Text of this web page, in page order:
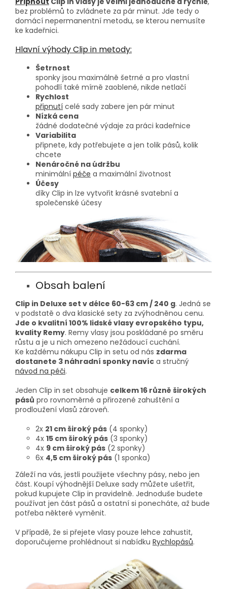
bez problémů to zvládnete za pár minut. Jde tedy o
domácí nepermanentní metodu, se kterou nemusíte
ke kadeřnici.
Hlavní výhody Clip in metody:
Šetrnost
sponky jsou maximálně šetrné a pro vlastní
pohodlí také mírně zaoblené, nikde netlačí
Rychlost
připnutí celé sady zabere jen pár minut
Nízká cena
žádné dodatečné výdaje za práci kadeřnice
Variabilita
připnete, kdy potřebujete a jen tolik pásů, kolik
chcete
Nenáročné na údržbu
minimální péče a maximální životnost
Účesy
díky Clip in lze vytvořit krásné svatební a
společenské účesy
Obsah balení
Clip in Deluxe set v délce 60-63 cm / 240 g. Jedná se
v podstatě o dva klasické sety za zvýhodněnou cenu.
Jde o kvalitní 100% lidské vlasy evropského typu,
kvality Remy. Remy vlasy jsou poskládané po směru
růstu a je u nich omezeno nežádoucí cuchání.
Ke každému nákupu Clip in setu od nás zdarma
dostanete 3 náhradní sponky navíc a stručný
návod na péči.
Jeden Clip in set obsahuje celkem 16 různě širokých
pásů pro rovnoměrné a přirozené zahuštění a
prodloužení vlasů zároveň.
2x 21 cm široký pás (4 sponky)
4x 15 cm široký pás (3 sponky)
4x 9 cm široký pás (2 sponky)
6x 4,5 cm široký pás (1 sponka)
Záleží na vás, jestli použijete všechny pásy, nebo jen
část. Koupí výhodnější Deluxe sady můžete ušetřit,
pokud kupujete Clip in pravidelně. Jednoduše budete
používat jen část pásů a ostatní si ponecháte, až bude
potřeba některé vyměnit.
V případě, že si přejete vlasy pouze lehce zahustit,
doporučujeme prohlédnout si nabídku Rychlopásů.